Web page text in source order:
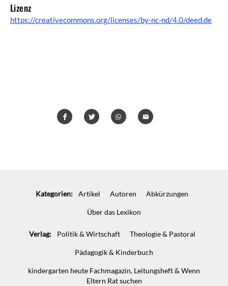
Lizenz
https://creativecommons.org/licenses/by-nc-nd/4.0/deed.de
InfosKategorien: Artikel Autoren Abkürzungen
Über das Lexikon
Verlag: Politik & Wirtschaft Theologie & Pastoral
Pädagogik & Kinderbuch
kindergarten heute Fachmagazin, Leitungsheft & Wenn
Eltern Rat suchen